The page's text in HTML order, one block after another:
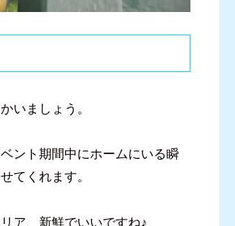
いましょう。
ント期間中にホームにいる瞬
てくれます。
ア、新鮮でいいですね♪